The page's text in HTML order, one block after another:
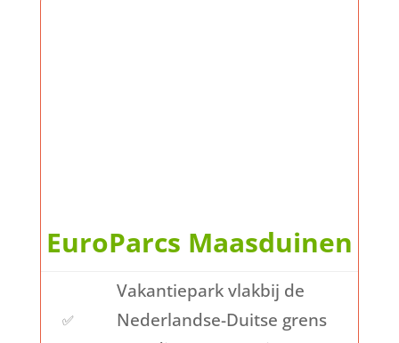
EuroParcs Maasduinen
✅
Vakantiepark vlakbij de
Nederlandse-Duitse grens